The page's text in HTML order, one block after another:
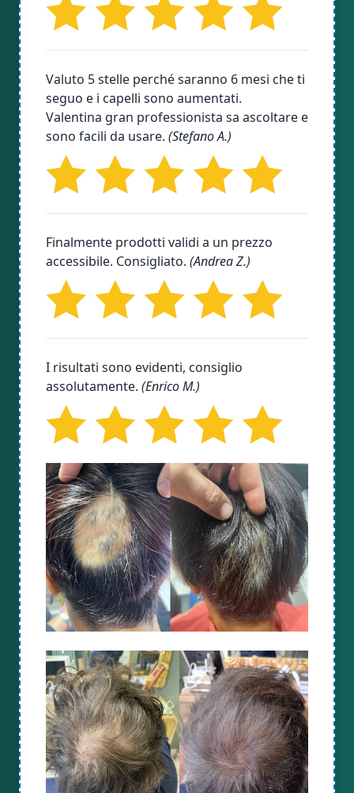
Valuto 5 stelle perché saranno 6 mesi che ti
seguo e i capelli sono aumentati.
Valentina gran professionista sa ascoltare e
sono facili da usare. (Stefano A.)
Finalmente prodotti validi a un prezzo
accessibile. Consigliato. (Andrea Z.)
I risultati sono evidenti, consiglio
assolutamente. (Enrico M.)